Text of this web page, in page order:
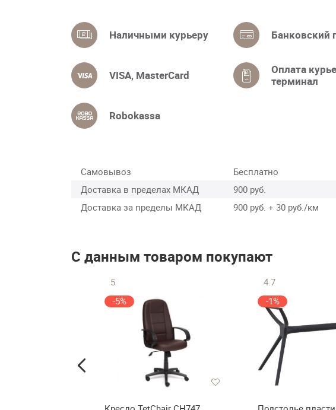
Наличными курьеру Банковский
VISA, MasterCard
Оплата
терминал
Robokassa
Самовывоз
Бесплатно
Доставка в пределах МКАД
900 руб.
Доставка за пределы МКАД
900 руб. + 30 руб./км
С данным товаром покупают
5
-5%
4.7
-1%